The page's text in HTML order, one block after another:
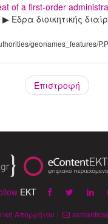
of a first-order
Εδρα διοικητικής
geonames_features/
Επιστροφή
EKT
Απορρήτου